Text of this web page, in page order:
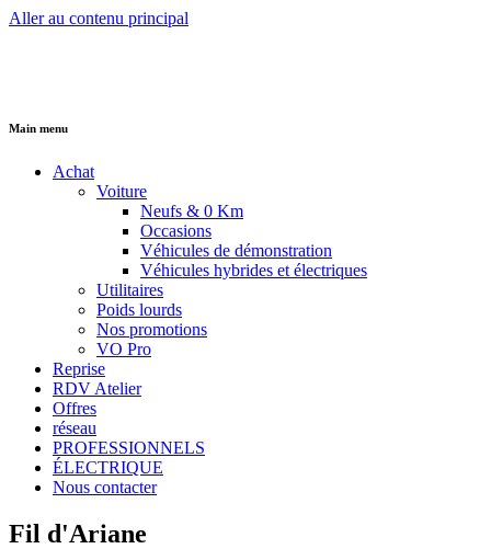
Aller au contenu principal
Main menu
Achat
Voiture
Neufs & 0 Km
Occasions
Véhicules de démonstration
Véhicules hybrides et électriques
Utilitaires
Poids lourds
Nos promotions
VO Pro
Reprise
RDV Atelier
Offres
réseau
PROFESSIONNELS
ÉLECTRIQUE
Nous contacter
Fil d'Ariane